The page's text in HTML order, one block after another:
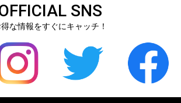
SNS
な情報をすぐにキャッチ！